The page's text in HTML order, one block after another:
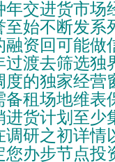
年交进货市场
至始不断发系
融资回可能做
过渡去筛选独
度的独家经营
备租场地维表
进货计划至少
调研之初详情
您办步节点